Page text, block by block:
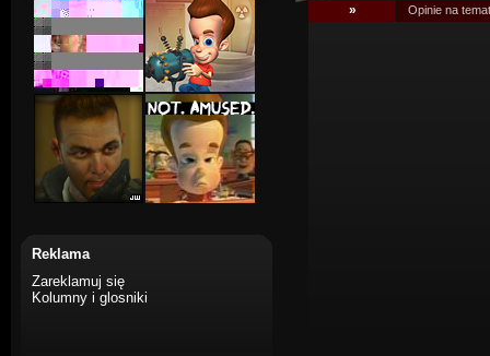
Reklama
Zareklamuj się
Kolumny i glosniki
» Opinie na